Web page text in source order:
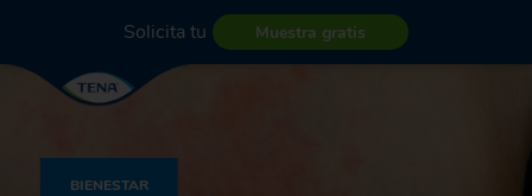
Solicita tu Muestra gratis
BIENESTAR